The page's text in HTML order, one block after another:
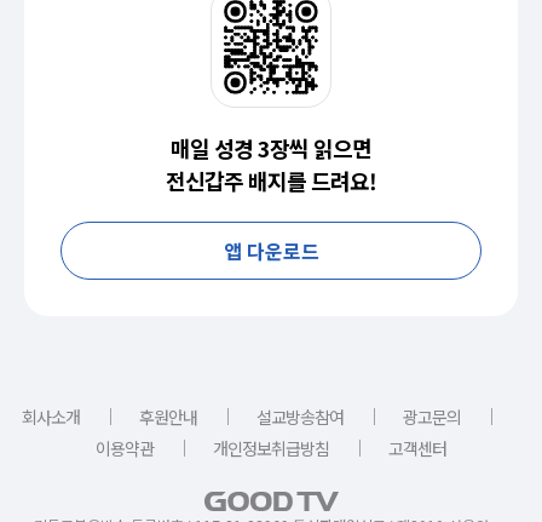
매일 성경 3장씩 읽으면
전신갑주 배지를 드려요!
앱 다운로드
회사소개 ｜ 후원안내 ｜ 설교방송참여 ｜ 광고문의
｜
이용약관
｜ 개인정보취급방침 ｜ 고객센터